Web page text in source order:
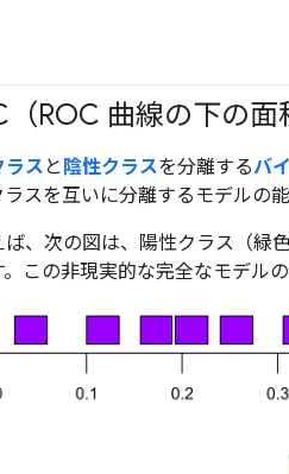
ROC 曲線の下の面
ラス と 陰性クラスを分離するバ
ラスを互いに分離するモデルの
ば、次の図は、陽性クラス（緑
。この非現実的な完全なモデルの